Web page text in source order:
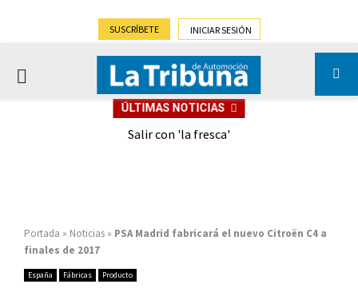
SUSCRÍBETE INICIAR SESIÓN
PRIMARY
ÚLTIMAS NOTICIAS
Salir con 'la fresca'
Portada » Noticias » PSA Madrid fabricará el nuevo Citroën C4 a
finales de 2017
España Fábricas Producto